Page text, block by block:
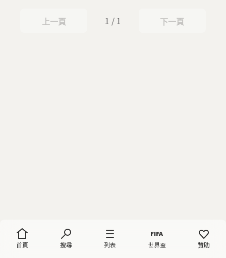
首頁 搜尋 列表 世界盃 贊助
上一頁
上一頁 1 / 1 下一頁
下一頁